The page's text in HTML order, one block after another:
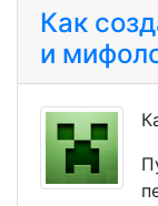
Как
и